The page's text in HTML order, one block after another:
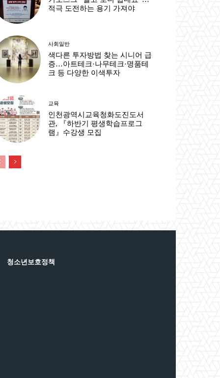
적극 도전하는 용기 가져야
사회일반
색다른 투자방법 찾는 시니어 급
증…아트테크·나무테크·명품테
크 등 다양한 이색투자
교육
인천광역시교육청화도진도서
관, 『하반기 평생학습프로그
램』수강생 모집
청소년보호정책